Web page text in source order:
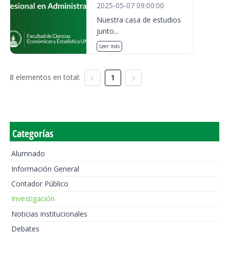
2025-05-07 09:00:00
Nuestra casa de estudios
junto...
Leer más
8 elementos en total: 1
Categorías
Alumnado
Información General
Contador Público
Investigación
Noticias institucionales
Debates